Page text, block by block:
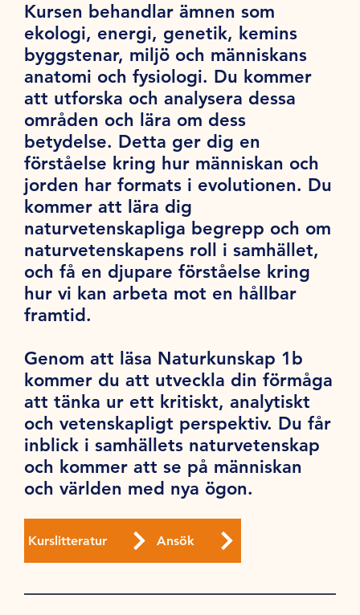
Kursen behandlar ämnen som
ekologi, energi, genetik, kemins
byggstenar, miljö och människans
anatomi och fysiologi. Du kommer
att utforska och analysera dessa
områden och lära om dess
betydelse. Detta ger dig en
förståelse kring hur människan och
jorden har formats i evolutionen. Du
kommer att lära dig
naturvetenskapliga begrepp och om
naturvetenskapens roll i samhället,
och få en djupare förståelse kring
hur vi kan arbeta mot en hållbar
framtid.
Genom att läsa Naturkunskap 1b
kommer du att utveckla din förmåga
att tänka ur ett kritiskt, analytiskt
och vetenskapligt perspektiv. Du får
inblick i samhällets naturvetenskap
och kommer att se på människan
och världen med nya ögon.
Kurslitteratur Ansök